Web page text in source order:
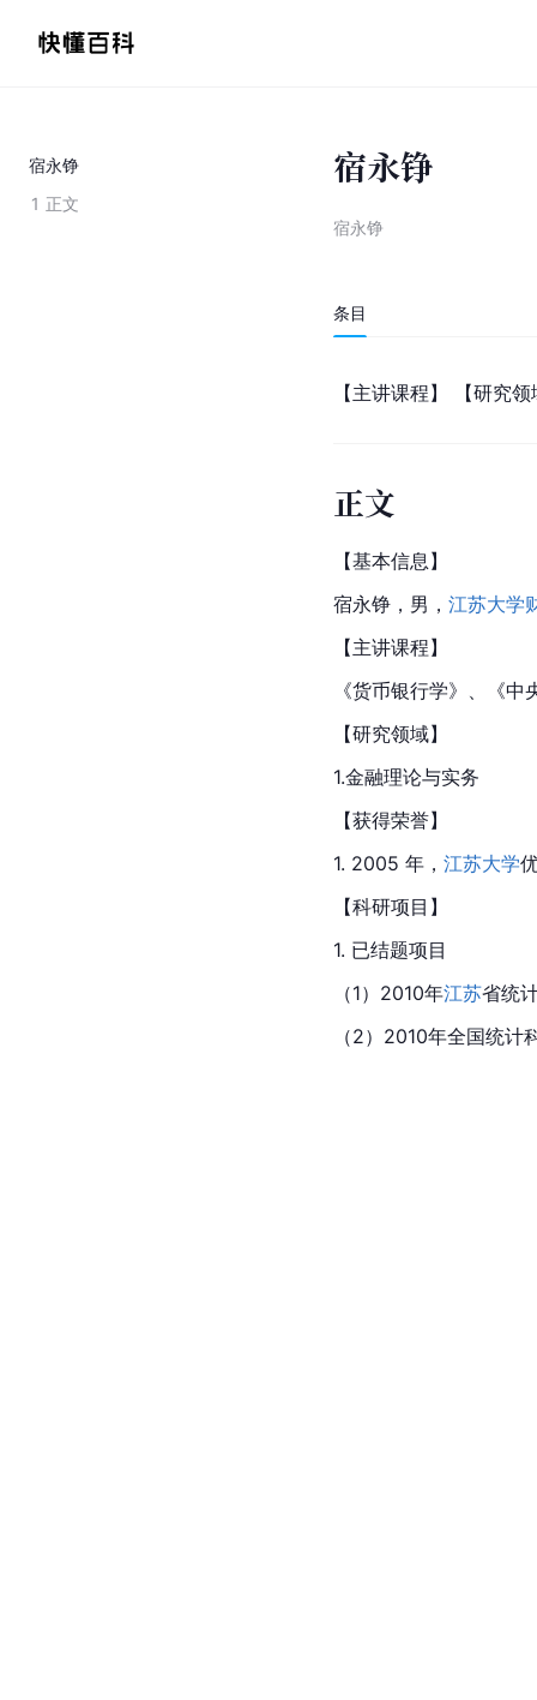
宿永铮
1 正文
宿永铮
宿永铮
条目
【主讲课程】 【研究
正文
【基本信息】
宿永铮，男， 江苏大学
【主讲课程】
《货币银行学》、《中
【研究领域】
1.金融理论与实务
【获得荣誉】
1. 2005 年， 江苏大学
【科研项目】
1. 已结题项目
（1）2010年江苏省统
（2）2010年全国统